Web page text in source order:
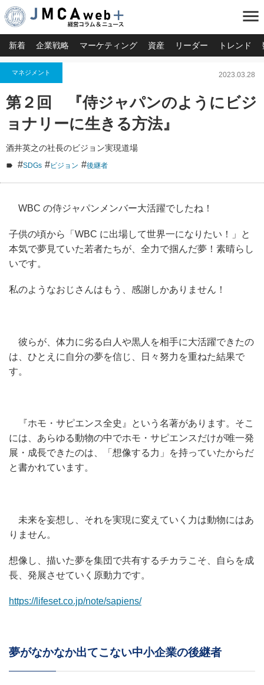
menu
新着 企業戦略 マーケティング 資産 リーダー トレンド
マネジメント 2023.03.28
第２回 『侍ジャパンのようにビジ
ョナリーに生きる方法』
酒井英之の社長のビジョン実現道場
#SDGs #ビジョン #後継者
WBC の侍ジャパンメンバー大活躍でしたね！
子供の頃から「WBC に出場して世界一になりたい！」と
本気で夢見ていた若者たちが、全力で掴んだ夢！素晴らし
いです。
私のようなおじさんはもう、感謝しかありません！
彼らが、体力に劣る白人や黒人を相手に大活躍できたの
は、ひとえに自分の夢を信じ、日々努力を重ねた結果で
す。
『ホモ・サピエンス全史』という名著があります。そこ
には、あらゆる動物の中でホモ・サピエンスだけが唯一発
展・成長できたのは、「想像する力」を持っていたからだ
と書かれています。
未来を妄想し、それを実現に変えていく力は動物にはあ
りません。
想像し、描いた夢を集団で共有するチカラこそ、自らを成
長、発展させていく原動力です。
https://lifeset.co.jp/note/sapiens/
夢がなかなか出てこない中小企業の後継者